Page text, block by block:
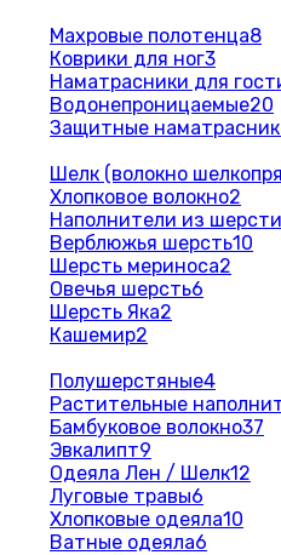
Махровые полотенца8
Коврики для ног3
Наматрасники для
Водонепроницаемые20
Защитные
Шелк (волокно
Хлопковое волокно2
Наполнители из шерсти
Верблюжья шерсть10
Шерсть мериноса2
Овечья шерсть6
Шерсть Яка2
Кашемир2
Полушерстяные4
Растительные
Бамбуковое волокно37
Эвкалипт9
Одеяла Лен / Шелк12
Луговые травы6
Хлопковые одеяла10
Ватные одеяла6